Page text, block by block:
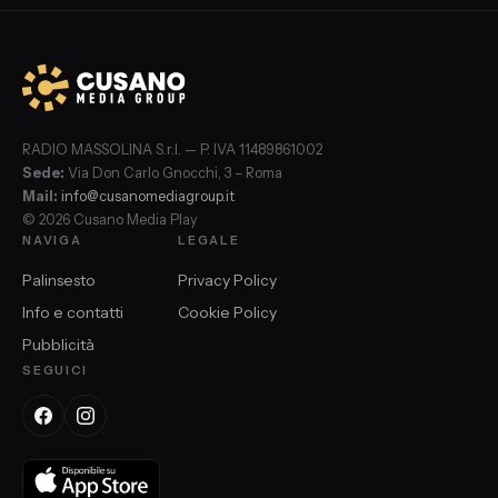
RADIO MASSOLINA S.r.l. — P. IVA 11489861002
Sede: Via Don Carlo Gnocchi, 3 – Roma
Mail: info@cusanomediagroup.it
© 2026 Cusano Media Play
NAVIGA
Palinsesto
Info e contatti
Pubblicità
LEGALE
Privacy Policy
Cookie Policy
SEGUICI